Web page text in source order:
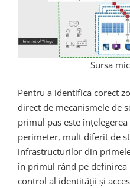
Sursa
Pentru a identifica corect
direct de mecanismele de
primul pas este
perimeter, mult diferit de
infrastructurilor din
în primul rând pe
control al identității și